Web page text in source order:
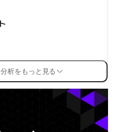
析をもっと見る